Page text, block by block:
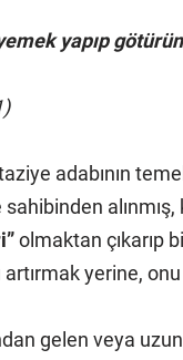
yapıp
adabının
olmaktan çıkarıp
artırmak yerine,
gelen veya